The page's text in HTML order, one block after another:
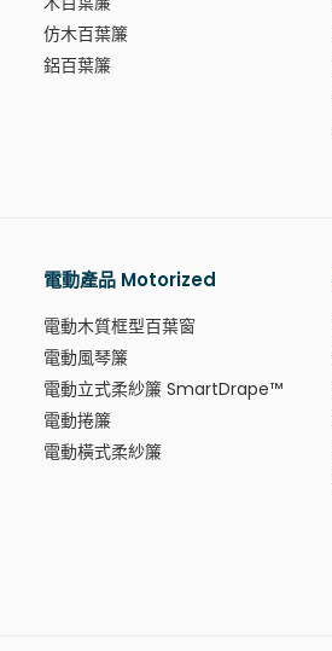
仿木百葉簾
鋁百葉簾
電動產品 Motorized
電動木質框型百葉窗
電動風琴簾
電動立式柔紗簾 SmartDrape™
電動捲簾
電動橫式柔紗簾